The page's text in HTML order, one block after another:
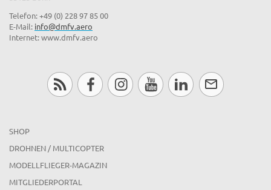
Telefon: +49 (0) 228 97 85 00
E-Mail: info@dmfv.aero
Internet: www.dmfv.aero
SHOP
DROHNEN / MULTICOPTER
MODELLFLIEGER-MAGAZIN
MITGLIEDERPORTAL